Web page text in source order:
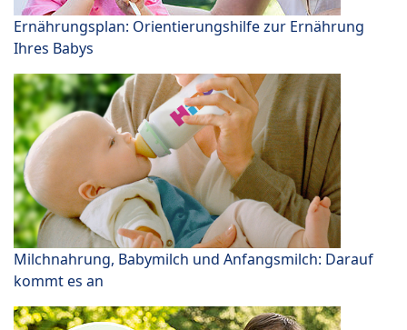
Ernährungsplan: Orientierungshilfe zur Ernährung
Ihres Babys
Milchnahrung, Babymilch und Anfangsmilch: Darauf
kommt es an